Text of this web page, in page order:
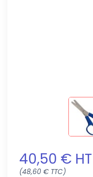
40,50 € HT
(48,60 € TTC)